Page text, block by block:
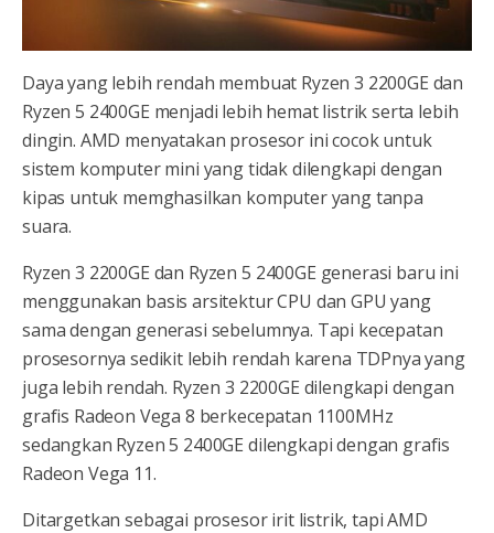
Daya yang lebih rendah membuat Ryzen 3 2200GE dan
Ryzen 5 2400GE menjadi lebih hemat listrik serta lebih
dingin. AMD menyatakan prosesor ini cocok untuk
sistem komputer mini yang tidak dilengkapi dengan
kipas untuk memghasilkan komputer yang tanpa
suara.
Ryzen 3 2200GE dan Ryzen 5 2400GE generasi baru ini
menggunakan basis arsitektur CPU dan GPU yang
sama dengan generasi sebelumnya. Tapi kecepatan
prosesornya sedikit lebih rendah karena TDPnya yang
juga lebih rendah. Ryzen 3 2200GE dilengkapi dengan
grafis Radeon Vega 8 berkecepatan 1100MHz
sedangkan Ryzen 5 2400GE dilengkapi dengan grafis
Radeon Vega 11.
Ditargetkan sebagai prosesor irit listrik, tapi AMD